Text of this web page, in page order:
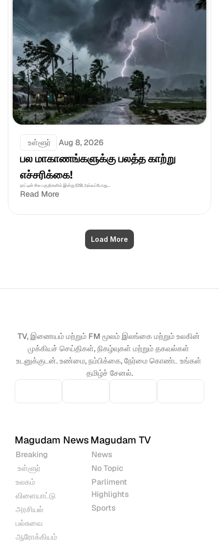
உள்ளூர் Aug 8, 2026
பல மாகாணங்களுக்கு பலத்த காற்று
எச்சரிக்கை!
நாட்டின் சில பகுதிகளில் இன்று (09) அவ்வப்போது...
Read More
Load More
TV, இணையம் மற்றும் FM மூலம் இலங்கை மற்றும் உலகின்
முக்கியச் செய்திகள், நிகழ்வுகள் மற்றும் தகவல்கள்
உடனுக்குடன். உண்மை, நம்பிக்கை, நேர்மை கொண்ட உங்கள்
தமிழ்ச் சேனல்.
Magudam News
Breaking
உள்ளூர்
உலகம்
விளையாட்டு
அரசியல்
பல்சுவை
ஆரோக்கியம்
Magudam TV
News
No Topic
Parliment
Highlights
Sports